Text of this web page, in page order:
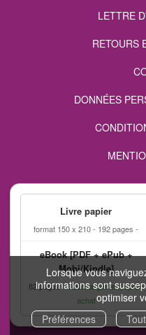
Lorsque vous
informations sont
optimiser
Préférences
Livre papier
format 150 x 210 192 pages
eBook [PDF + ePub +
Mobi/Kindle]
82 pages Téléchargement après
achat
LETTRE
RETOURS
DONNÉES
COPYRIGHT © 2026 EDITIONS
TECHNOLOGIES.IZIBOOK®ET
DE LA SOCIÉTÉ NUXOS